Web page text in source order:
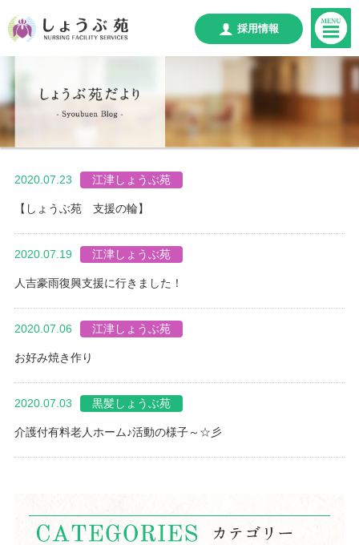
採用情報
2020.07.23 江津しょうぶ苑
【しょうぶ苑 支援の輪】
2020.07.19 江津しょうぶ苑
人吉豪雨復興支援に行きました！
2020.07.06 江津しょうぶ苑
お好み焼き作り
2020.07.03 黒髪しょうぶ苑
介護付有料老人ホーム♪活動の様子～☆彡